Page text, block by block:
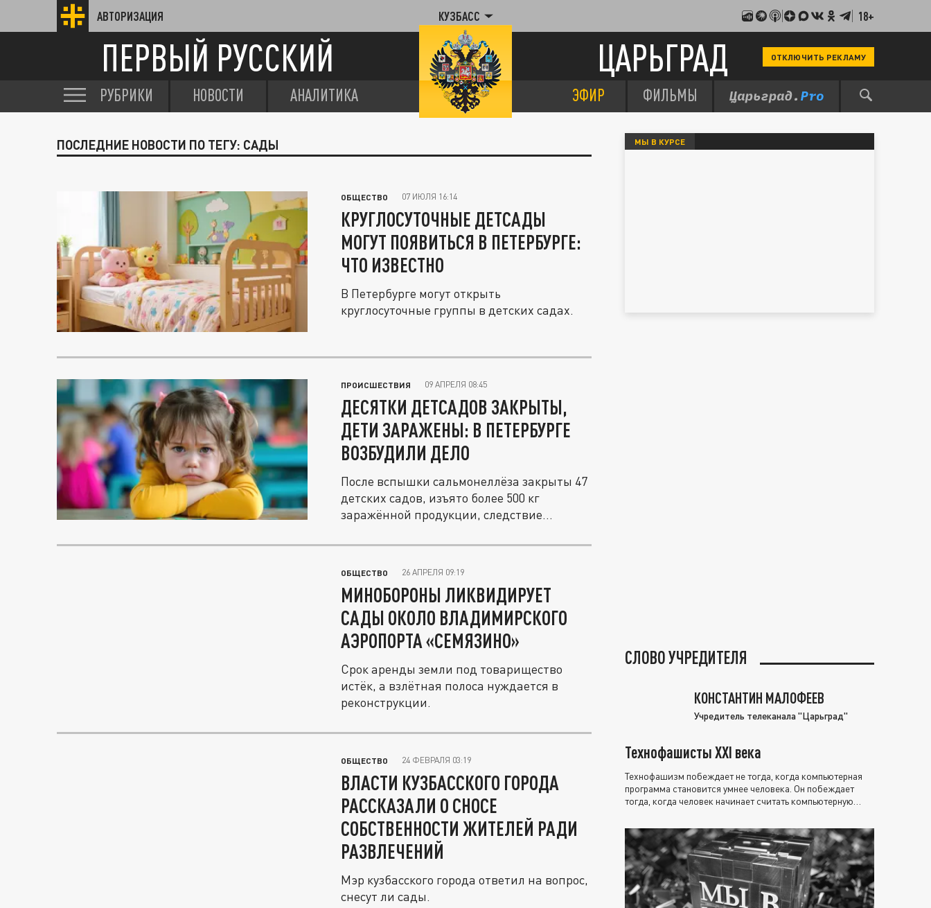
АВТОРИЗАЦИЯ КУЗБАСС 18+
ПЕРВЫЙ РУССКИЙ ЦАРЬГРАД ОТКЛЮЧИТЬ РЕКЛАМУ
РУБРИКИ НОВОСТИ АНАЛИТИКА ЭФИР ФИЛЬМЫ
ПОСЛЕДНИЕ НОВОСТИ ПО ТЕГУ: САДЫ
ОБЩЕСТВО 07 ИЮЛЯ 16:14
КРУГЛОСУТОЧНЫЕ ДЕТСАДЫ
МОГУТ ПОЯВИТЬСЯ В ПЕТЕРБУРГЕ:
ЧТО ИЗВЕСТНО
В Петербурге могут открыть
круглосуточные группы в детских садах.
ПРОИСШЕСТВИЯ 09 АПРЕЛЯ 08:45
ДЕСЯТКИ ДЕТСАДОВ ЗАКРЫТЫ,
ДЕТИ ЗАРАЖЕНЫ: В ПЕТЕРБУРГЕ
ВОЗБУДИЛИ ДЕЛО
После вспышки сальмонеллёза закрыты 47
детских садов, изъято более 500 кг
заражённой продукции, следствие...
ОБЩЕСТВО 26 АПРЕЛЯ 09:19
МИНОБОРОНЫ ЛИКВИДИРУЕТ
САДЫ ОКОЛО ВЛАДИМИРСКОГО
АЭРОПОРТА «СЕМЯЗИНО»
Срок аренды земли под товарищество
истёк, а взлётная полоса нуждается в
реконструкции.
ОБЩЕСТВО 24 ФЕВРАЛЯ 03:19
ВЛАСТИ КУЗБАССКОГО ГОРОДА
РАССКАЗАЛИ О СНОСЕ
СОБСТВЕННОСТИ ЖИТЕЛЕЙ РАДИ
РАЗВЛЕЧЕНИЙ
Мэр кузбасского города ответил на вопрос,
снесут ли сады.
МЫ В КУРСЕ
СЛОВО УЧРЕДИТЕЛЯ
КОНСТАНТИН МАЛОФЕЕВ
Учредитель телеканала "Царьград"
Технофашисты XXI века
Технофашизм побеждает не тогда, когда компьютерная
программа становится умнее человека. Он побеждает
тогда, когда человек начинает считать компьютерную